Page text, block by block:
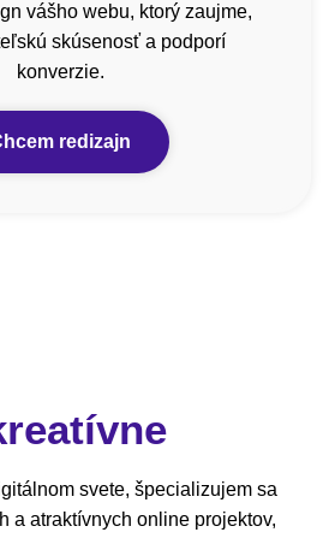
vášho webu, ktorý zaujme,
skúsenosť a podporí
konverzie.
redizajn
svete, špecializujem sa
a atraktívnych online projektov,